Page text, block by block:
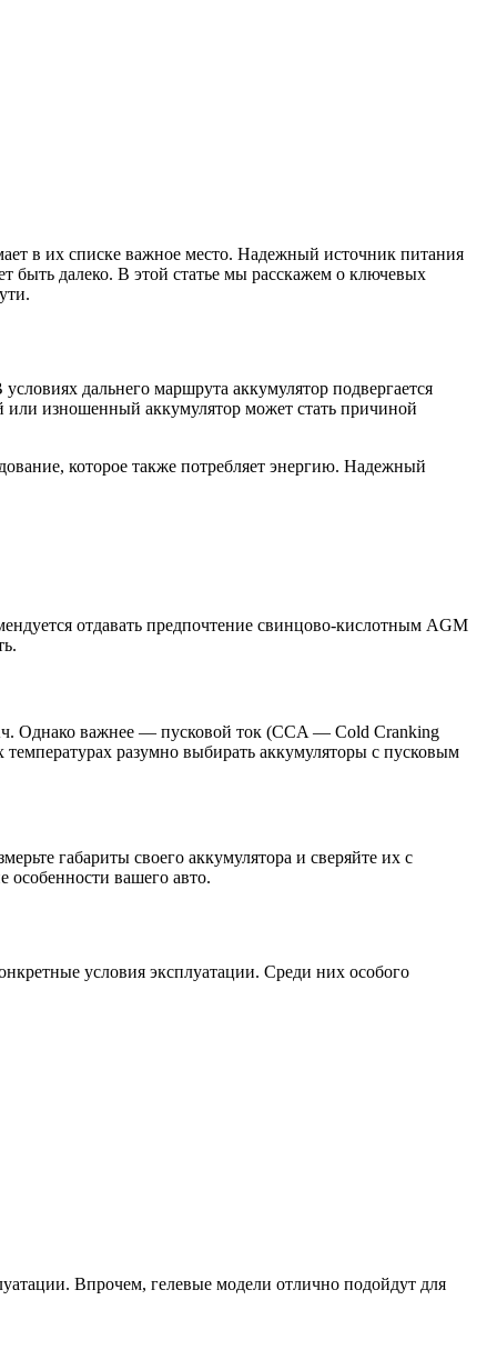
в их списке важное место. Надежный источник питания
быть далеко. В этой статье мы расскажем о ключевых
дальнего маршрута аккумулятор подвергается
или изношенный аккумулятор может стать причиной
которое также потребляет энергию. Надежный
отдавать предпочтение свинцово-кислотным AGM
Однако важнее — пусковой ток (CCA — Cold Cranking
разумно выбирать аккумуляторы с пусковым
габариты своего аккумулятора и сверяйте их с
особенности вашего авто.
условия эксплуатации. Среди них особого
Впрочем, гелевые модели отлично подойдут для